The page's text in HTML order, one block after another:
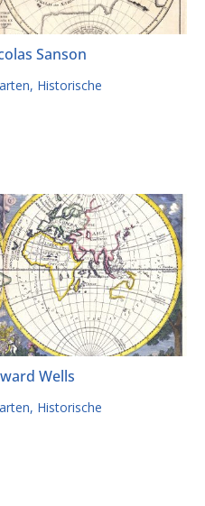
Sanson
Historische
Wells
Historische